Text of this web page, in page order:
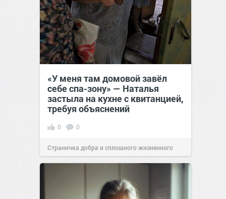
«У меня там домовой завёл
себе спа-зону» — Наталья
застыла на кухне с квитанцией,
требуя объяснений
0 0
Страничка добра и сплошного жизненного
позитива!00:28Сегодня